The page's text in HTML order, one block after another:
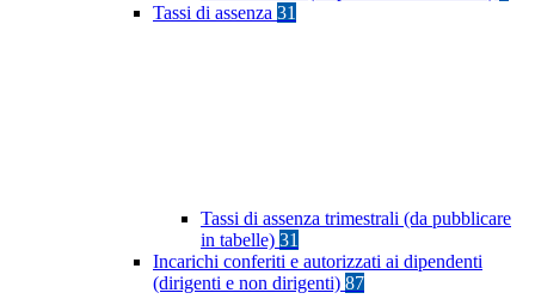
Tassi di assenza 31
Tassi di assenza trimestrali (da pubblicare
in tabelle) 31
Incarichi conferiti e autorizzati ai dipendenti
(dirigenti e non dirigenti) 87